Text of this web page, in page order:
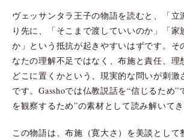
ヴェッサンタラ王子の物語を読むと、「立
り先に、「そこまで渡していいのか」「家
か」という抵抗が起きやすいはずです。そ
なたの理解不足ではなく、布施と責任、理
どこに置くかという、現実的な問いが刺激
です。Gasshoでは仏教説話を“信じるため”
を観察するため”の素材として読み解いてき
この物語は、布施（寛大さ）を美談として